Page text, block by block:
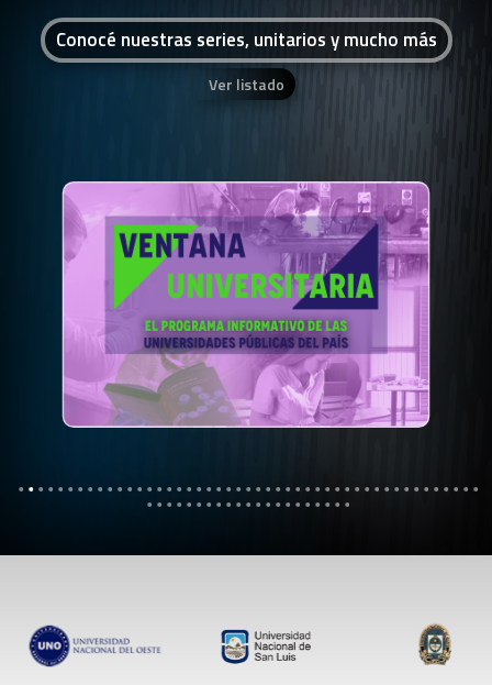
Conocé nuestras series, unitarios y mucho más
Ver listado